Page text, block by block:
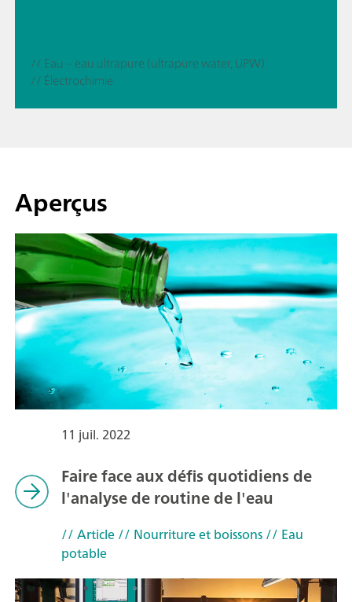
// Eau – eau ultrapure (ultrapure water, UPW)
// Électrochimie
Aperçus
11 juil. 2022
Faire face aux défis quotidiens de
l'analyse de routine de l'eau
// Article// Nourriture et boissons// Eau
potable